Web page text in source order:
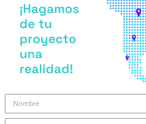
¡Hagamos
de tu
proyecto
una
realidad!